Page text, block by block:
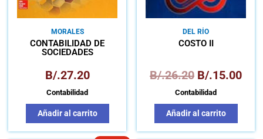
MORALES
CONTABILIDAD DE
SOCIEDADES
B/.27.20
Contabilidad
Añadir al carrito
DEL RÍO
COSTO II
B/.26.20 B/.15.00
Contabilidad
Añadir al carrito